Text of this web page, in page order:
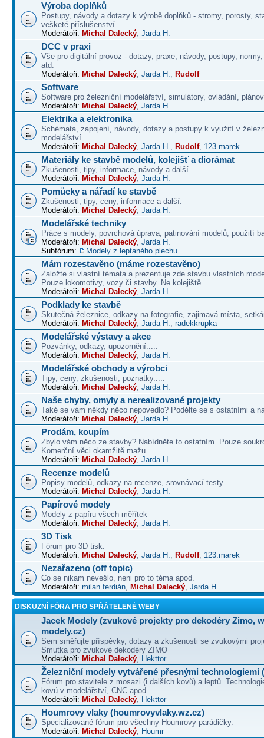
Výroba doplňků
Postupy, návody a dotazy k výrobě doplňků - stromy, porosty,
vešketé příslušenství.
Moderátoři: Michal Dalecký, Jarda H.
DCC v praxi
Vše pro digitální provoz - dotazy, praxe, návody, postupy,
atd.
Moderátoři: Michal Dalecký, Jarda H., Rudolf
Software
Software pro železniční modelářství, simulátory, ovládání,
Moderátoři: Michal Dalecký, Jarda H.
Elektrika a elektronika
Schémata, zapojení, návody, dotazy a postupy k využití v
modelářství.
Moderátoři: Michal Dalecký, Jarda H., Rudolf, 123.marek
Materiály ke stavbě modelů, kolejišť a diorámat
Zkušenosti, tipy, informace, návody a další.
Moderátoři: Michal Dalecký, Jarda H.
Pomůcky a nářadí ke stavbě
Zkušenosti, tipy, ceny, informace a další.
Moderátoři: Michal Dalecký, Jarda H.
Modelářské techniky
Práce s modely, povrchová úprava, patinování modelů, použití
Moderátoři: Michal Dalecký, Jarda H.
Subfórum:
Modely z leptaného plechu
Mám rozestavěno (máme rozestavěno)
Založte si vlastní témata a prezentuje zde stavbu vlastních
Pouze lokomotivy, vozy či stavby. Ne kolejiště.
Moderátoři: Michal Dalecký, Jarda H.
Podklady ke stavbě
Skutečná železnice, odkazy na fotografie, zajimavá místa,
Moderátoři: Michal Dalecký, Jarda H., radekkrupka
Modelářské výstavy a akce
Pozvánky, odkazy, upozornění.....
Moderátoři: Michal Dalecký, Jarda H.
Modelářské obchody a výrobci
Tipy, ceny, zkušenosti, poznatky.....
Moderátoři: Michal Dalecký, Jarda H.
Naše chyby, omyly a nerealizované projekty
Také se vám někdy něco nepovedlo? Podělte se s ostatními a
Moderátoři: Michal Dalecký, Jarda H.
Prodám, koupím
Zbylo vám něco ze stavby? Nabídněte to ostatním. Pouze
Komerční věci okamžitě mažu....
Moderátoři: Michal Dalecký, Jarda H.
Recenze modelů
Popisy modelů, odkazy na recenze, srovnávací testy.....
Moderátoři: Michal Dalecký, Jarda H.
Papírové modely
Modely z papíru všech měřítek
Moderátoři: Michal Dalecký, Jarda H.
3D Tisk
Fórum pro 3D tisk.
Moderátoři: Michal Dalecký, Jarda H., Rudolf, 123.marek
Nezařazeno (off topic)
Co se nikam nevešlo, neni pro to téma apod.
Moderátoři: milan ferdián, Michal Dalecký, Jarda H.
DISKUZNÍ FÓRA PRO SPŘÁTELENÉ WEBY
Jacek Modely (zvukové projekty pro dekodéry Zimo,
modely.cz)
Sem směřujte příspěvky, dotazy a zkušenosti se zvukovými
Smutka pro zvukové dekodéry ZIMO
Moderátoři: Michal Dalecký, Hekttor
Železniční modely vytvářené přesnými technologiemi
Fórum pro stavitele z mosazi (i dalších kovů) a leptů.
kovů v modelářství, CNC apod....
Moderátoři: Michal Dalecký, Hekttor
Houmrovy vlaky (houmrovyvlaky.wz.cz)
Specializované fórum pro všechny Houmrovy parádičky.
Moderátoři: Michal Dalecký, Houmr